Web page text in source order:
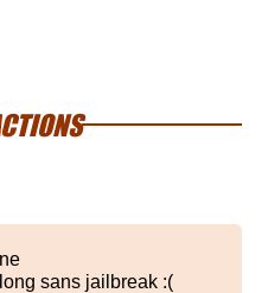
sans jailbreak :(